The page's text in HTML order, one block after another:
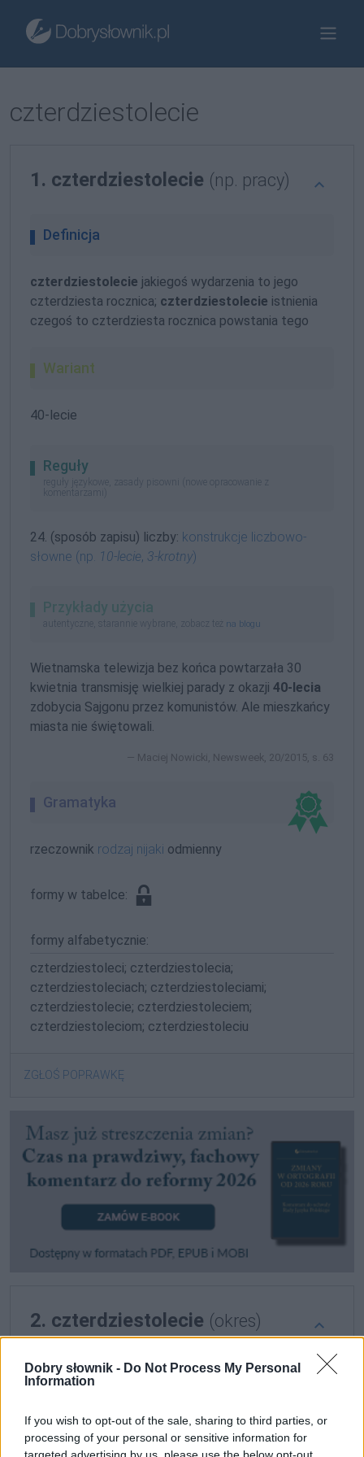
Dobry słownik - Do Not Process My Personal
Information
If you wish to opt-out of the sale, sharing to third parties, or
processing of your personal or sensitive information for
czterdziestolecie
1. czterdziestolecie (np. pracy)
Definicja
czterdziestolecie jakiegoś wydarzenia to jego
czterdziesta rocznica; czterdziestolecie istnienia
czegoś to czterdziesta rocznica powstania tego
Wariant
40-lecie
Reguły
reguły językowe, zasady pisowni (nowe opracowanie z
komentarzami)
24. (sposób zapisu) liczby: konstrukcje liczbowo-
słowne (np. 10-lecie, 3-krotny)
Przykłady użycia
autentyczne, starannie wybrane, zobacz też na blogu
Wietnamska telewizja bez końca powtarzała 30
kwietnia transmisję wielkiej parady z okazji 40-lecia
zdobycia Sajgonu przez komunistów. Ale mieszkańcy
miasta nie świętowali.
Maciej Nowicki, Newsweek, 20/2015, s. 63
Gramatyka
rzeczownik rodzaj nijaki odmienny
formy w tabelce:
formy alfabetycznie:
czterdziestoleci; czterdziestolecia;
czterdziestoleciach; czterdziestoleciami;
czterdziestolecie; czterdziestoleciem;
czterdziestoleciom; czterdziestoleciu
ZGŁOŚ POPRAWKĘ
2. czterdziestolecie (okres)
Definicja
czterdziestolecieto także okres czterdziestu lat